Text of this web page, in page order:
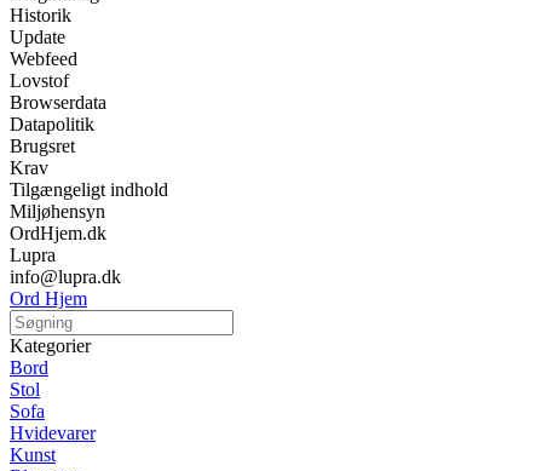
Historik
Update
Webfeed
Lovstof
Browserdata
Datapolitik
Brugsret
Krav
Tilgængeligt indhold
Miljøhensyn
OrdHjem.dk
Lupra
info@lupra.dk
Ord Hjem
Kategorier
Bord
Stol
Sofa
Hvidevarer
Kunst